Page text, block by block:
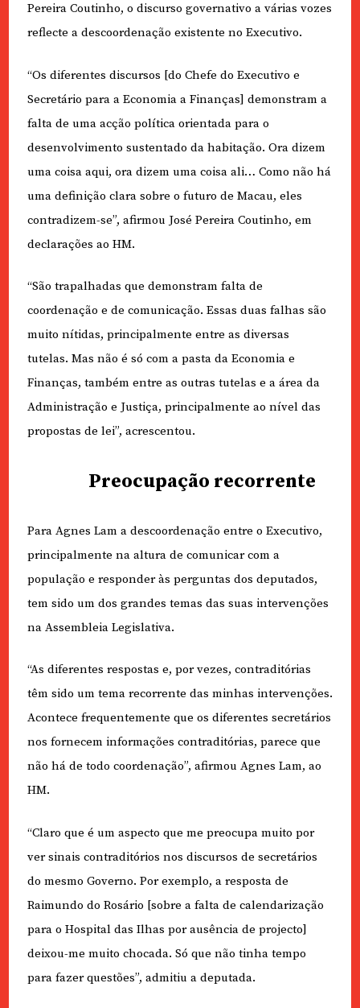
Pereira Coutinho, o discurso governativo a várias vozes
reflecte a descoordenação existente no Executivo.
“Os diferentes discursos [do Chefe do Executivo e
Secretário para a Economia a Finanças] demonstram a
falta de uma acção política orientada para o
desenvolvimento sustentado da habitação. Ora dizem
uma coisa aqui, ora dizem uma coisa ali… Como não há
uma definição clara sobre o futuro de Macau, eles
contradizem-se”, afirmou José Pereira Coutinho, em
declarações ao HM.
“São trapalhadas que demonstram falta de
coordenação e de comunicação. Essas duas falhas são
muito nítidas, principalmente entre as diversas
tutelas. Mas não é só com a pasta da Economia e
Finanças, também entre as outras tutelas e a área da
Administração e Justiça, principalmente ao nível das
propostas de lei”, acrescentou.
Preocupação recorrente
Para Agnes Lam a descoordenação entre o Executivo,
principalmente na altura de comunicar com a
população e responder às perguntas dos deputados,
tem sido um dos grandes temas das suas intervenções
na Assembleia Legislativa.
“As diferentes respostas e, por vezes, contraditórias
têm sido um tema recorrente das minhas intervenções.
Acontece frequentemente que os diferentes secretários
nos fornecem informações contraditórias, parece que
não há de todo coordenação”, afirmou Agnes Lam, ao
HM.
“Claro que é um aspecto que me preocupa muito por
ver sinais contraditórios nos discursos de secretários
do mesmo Governo. Por exemplo, a resposta de
Raimundo do Rosário [sobre a falta de calendarização
para o Hospital das Ilhas por ausência de projecto]
deixou-me muito chocada. Só que não tinha tempo
para fazer questões”, admitiu a deputada.